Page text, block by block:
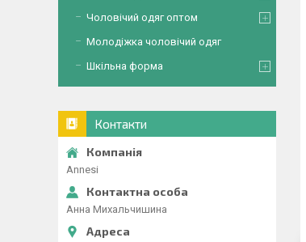
Чоловічий одяг оптом
Молодіжка чоловічий одяг
Шкільна форма
Контакти
Annesi
Анна Михальчишина